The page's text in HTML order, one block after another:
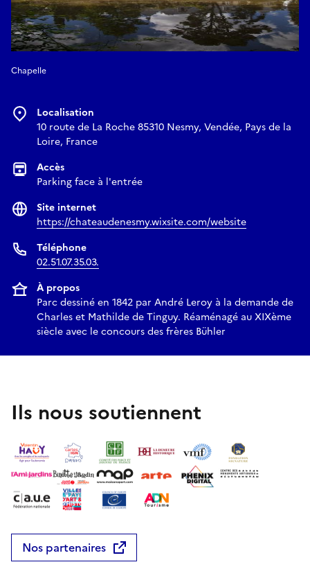
Chapelle
Localisation
10 route de La Roche 85310 Nesmy, Vendée, Pays de la
Loire, France
Accès
Parking face à l'entrée
Site internet
https://chateaudenesmy.wixsite.com/website
Téléphone
02.51.07.35.03.
À propos
Parc dessiné en 1842 par André Leroy à la demande de
Charles et Mathilde de Tinguy. Réaménagé au XIXème
siècle avec le concours des frères Bühler
Ils nous soutiennent
Nos partenaires